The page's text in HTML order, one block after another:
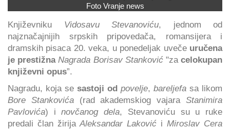
Foto Vranje news
Književniku Vidosavu Stevanoviću, jednom od
najznačajnijih srpskih pripovedača, romansijera i
dramskih pisaca 20. veka, u ponedeljak uvečeuručena
je prestižnaNagrada Borisav Stanković"zacelokupan
književni opus”.
Nagradu, koja se sastoji od povelje, bareljefa sa likom
Bore Stankovića(rad akademskiog vajaraStanimira
Pavlovića) inovčanog dela, Stevanoviću su u ruke
predali član žirija Aleksandar Laković i Miroslav Cera